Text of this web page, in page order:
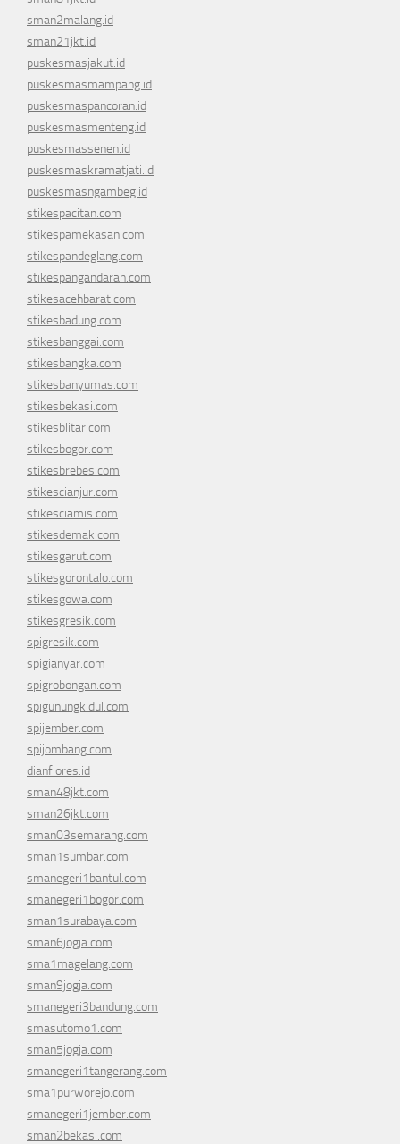
sman2malang.id
sman21jkt.id
puskesmasjakut.id
puskesmasmampang.id
puskesmaspancoran.id
puskesmasmenteng.id
puskesmassenen.id
puskesmaskramatjati.id
puskesmasngambeg.id
stikespacitan.com
stikespamekasan.com
stikespandeglang.com
stikespangandaran.com
stikesacehbarat.com
stikesbadung.com
stikesbanggai.com
stikesbangka.com
stikesbanyumas.com
stikesbekasi.com
stikesblitar.com
stikesbogor.com
stikesbrebes.com
stikescianjur.com
stikesciamis.com
stikesdemak.com
stikesgarut.com
stikesgorontalo.com
stikesgowa.com
stikesgresik.com
spigresik.com
spigianyar.com
spigrobongan.com
spigunungkidul.com
spijember.com
spijombang.com
dianflores.id
sman48jkt.com
sman26jkt.com
sman03semarang.com
sman1sumbar.com
smanegeri1bantul.com
smanegeri1bogor.com
sman1surabaya.com
sman6jogja.com
sma1magelang.com
sman9jogja.com
smanegeri3bandung.com
smasutomo1.com
sman5jogja.com
smanegeri1tangerang.com
sma1purworejo.com
smanegeri1jember.com
sman2bekasi.com